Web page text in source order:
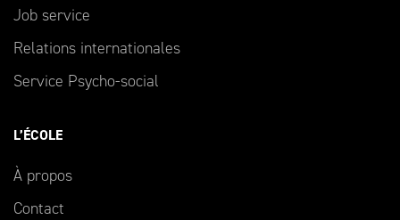
Job service
Relations internationales
Service Psycho-social
L’ÉCOLE
À propos
Contact